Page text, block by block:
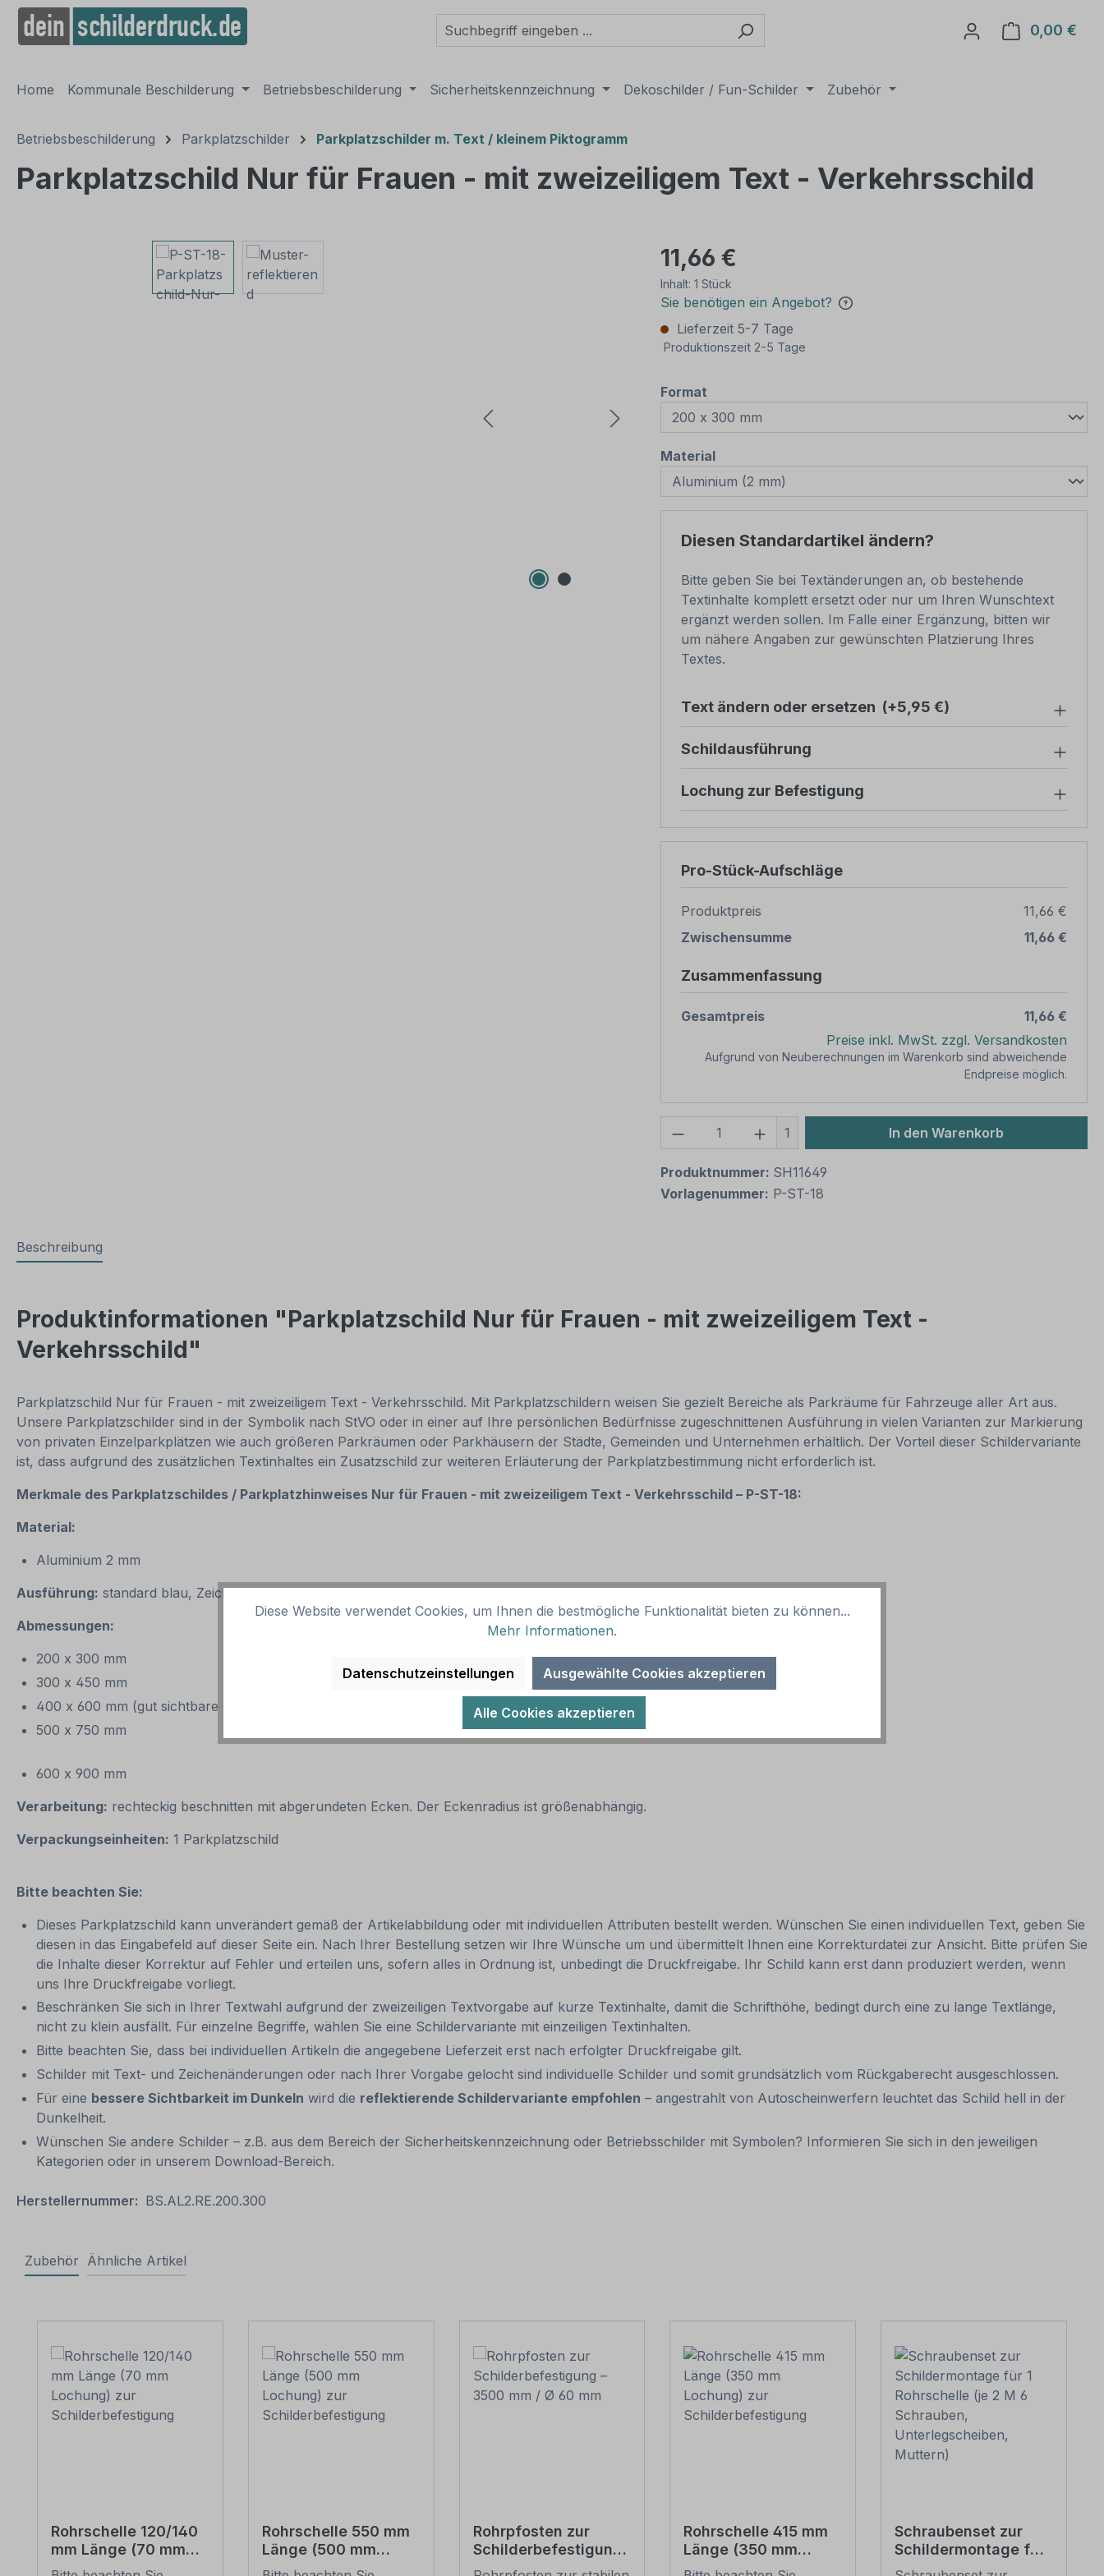
Zur Hauptnavigation springen
0,00 €
Home Kommunale Beschilderung Betriebsbeschilderung Sicherheitskennzeichnung Dekoschilder / Fun-Schilder Zubehör
Betriebsbeschilderung Parkplatzschilder Parkplatzschilder m. Text / kleinem Piktogramm
Parkplatzschild Nur für Frauen - mit zweizeiligem Text - Verkehrsschild
Bildergalerie überspringen 11,66 €
Inhalt: 1 Stück
Sie benötigen ein Angebot?
Lieferzeit 5-7 Tage
Produktionszeit 2-5 Tage
Format
Materialauswählen
Diesen Standardartikel ändern?
Bitte geben Sie bei Textänderungen an, ob bestehende
Textinhalte komplett ersetzt oder nur um Ihren Wunschtext
ergänzt werden sollen. Im Falle einer Ergänzung, bitten wir
um nähere Angaben zur gewünschten Platzierung Ihres
Textes.
Text ändern oder ersetzen (+5,95 €)
Schildausführung
Lochung zur Befestigung
Pro-Stück-Aufschläge
Produktpreis
11,66 €
Zwischensumme
11,66 €
Zusammenfassung
Gesamtpreis
11,66 €
Preise inkl. MwSt. zzgl. Versandkosten
Aufgrund von Neuberechnungen im Warenkorb sind abweichende
Endpreise möglich.
Produkt Anzahl: Gib den gewünschten Wert
1 In den Warenkorb
Produktnummer: SH11649
Vorlagenummer: P-ST-18
Beschreibung
Produktinformationen "Parkplatzschild Nur für Frauen - mit zweizeiligem Text -
Verkehrsschild"
Parkplatzschild Nur für Frauen - mit zweizeiligem Text - Verkehrsschild. Mit Parkplatzschildern weisen Sie gezielt Bereiche als Parkräume für Fahrzeuge aller Art aus.
Unsere Parkplatzschilder sind in der Symbolik nach StVO oder in einer auf Ihre persönlichen Bedürfnisse zugeschnittenen Ausführung in vielen Varianten zur Markierung
von privaten Einzelparkplätzen wie auch größeren Parkräumen oder Parkhäusern der Städte, Gemeinden und Unternehmen erhältlich. Der Vorteil dieser Schildervariante
ist, dass aufgrund des zusätzlichen Textinhaltes ein Zusatzschild zur weiteren Erläuterung der Parkplatzbestimmung nicht erforderlich ist.
Merkmale des Parkplatzschildes / Parkplatzhinweises Nur für Frauen - mit zweizeiligem Text - Verkehrsschild – P-ST-18:
Material:
Aluminium 2 mm
Ausführung: standard blau, Zeichen und Text weiß. Alternative Ausführungen sind möglich.
Abmessungen:
200 x 300 mm
300 x 450 mm
400 x 600 mm (gut sichtbare Standardgröße – wird empfohlen)
500 x 750 mm
600 x 900 mm
Verarbeitung: rechteckig beschnitten mit abgerundeten Ecken. Der Eckenradius ist größenabhängig.
Verpackungseinheiten: 1 Parkplatzschild
Bitte beachten Sie:
Dieses Parkplatzschild kann unverändert gemäß der Artikelabbildung oder mit individuellen Attributen bestellt werden. Wünschen Sie einen individuellen Text, geben Sie
diesen in das Eingabefeld auf dieser Seite ein. Nach Ihrer Bestellung setzen wir Ihre Wünsche um und übermittelt Ihnen eine Korrekturdatei zur Ansicht. Bitte prüfen Sie
die Inhalte dieser Korrektur auf Fehler und erteilen uns, sofern alles in Ordnung ist, unbedingt die Druckfreigabe. Ihr Schild kann erst dann produziert werden, wenn
uns Ihre Druckfreigabe vorliegt.
Beschränken Sie sich in Ihrer Textwahl aufgrund der zweizeiligen Textvorgabe auf kurze Textinhalte, damit die Schrifthöhe, bedingt durch eine zu lange Textlänge,
nicht zu klein ausfällt. Für einzelne Begriffe, wählen Sie eine Schildervariante mit einzeiligen Textinhalten.
Bitte beachten Sie, dass bei individuellen Artikeln die angegebene Lieferzeit erst nach erfolgter Druckfreigabe gilt.
Schilder mit Text- und Zeichenänderungen oder nach Ihrer Vorgabe gelocht sind individuelle Schilder und somit grundsätzlich vom Rückgaberecht ausgeschlossen.
Für eine bessere Sichtbarkeit im Dunkeln wird die reflektierende Schildervariante empfohlen – angestrahlt von Autoscheinwerfern leuchtet das Schild hell in der
Dunkelheit.
Wünschen Sie andere Schilder – z.B. aus dem Bereich der Sicherheitskennzeichnung oder Betriebsschilder mit Symbolen? Informieren Sie sich in den jeweiligen
Kategorien oder in unserem Download-Bereich.
Herstellernummer: BS.AL2.RE.200.300
Zubehör Ähnliche Artikel
Rohrschelle 120/140
mm Länge (70 mm
Lochung) zur
Rohrschelle 550 mm
Länge (500 mm
Lochung) zur
Rohrpfosten zur
Schilderbefestigung
– 3500 mm / Ø 60
Rohrschelle 415 mm
Länge (350 mm
Lochung) zur
Schraubenset zur
Schildermontage für
1 Rohrschelle (je 2 M
Diese Website verwendet Cookies, um Ihnen die bestmögliche Funktionalität bieten zu können...
Mehr Informationen.
Datenschutzeinstellungen Ausgewählte Cookies akzeptieren
Alle Cookies akzeptieren